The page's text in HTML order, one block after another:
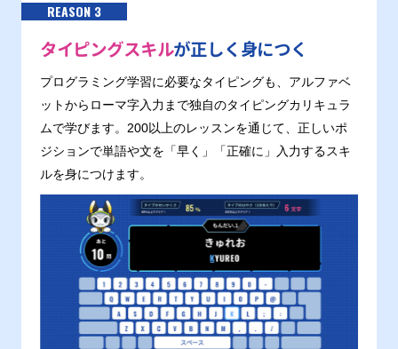
REASON 3
タイピングスキルが正しく身につく
プログラミング学習に必要なタイピングも、アルファベ
ットからローマ字入力まで独自のタイピングカリキュラ
ムで学びます。200以上のレッスンを通じて、正しいポ
ジションで単語や文を「早く」「正確に」入力するスキ
ルを身につけます。